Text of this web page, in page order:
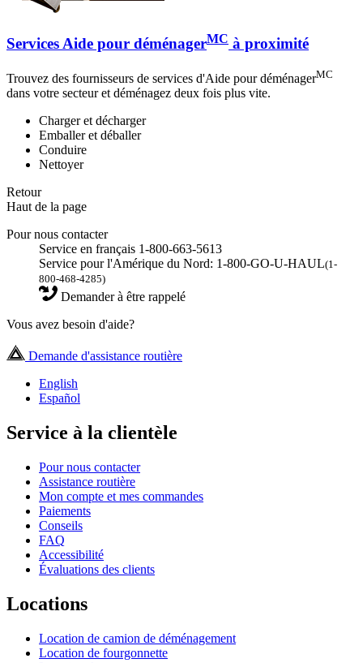
Services Aide pour déménagerMC à proximité
Trouvez des fournisseurs de services d'Aide pour déménagerMC
dans votre secteur et déménagez deux fois plus vite.
Charger et décharger
Emballer et déballer
Conduire
Nettoyer
Retour
Haut de la page
Pour nous contacter
Service en français 1-800-663-5613
Service pour l'Amérique du Nord: 1-800-GO-U-HAUL(1-
800-468-4285)
Demander à être rappelé
Vous avez besoin d'aide?
Demande d'assistance routière
English
Español
Service à la clientèle
Pour nous contacter
Assistance routière
Mon compte et mes commandes
Paiements
Conseils
FAQ
Accessibilité
Évaluations des clients
Locations
Location de camion de déménagement
Location de fourgonnette